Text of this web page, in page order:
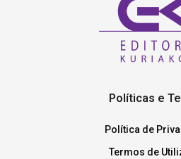
Políticas e
Política de
Termos de